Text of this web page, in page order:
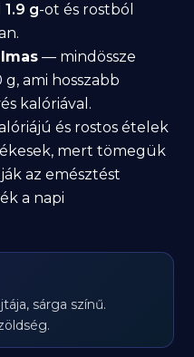
1.9 g-ot és rostból
— mindössze
g, ami hosszabb
kalóriával.
és rostos ételek
mert tömegük
az emésztést
a napi
sárga színű.